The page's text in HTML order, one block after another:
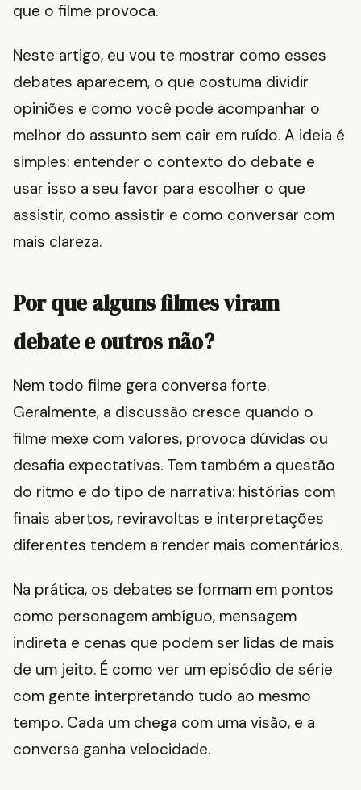
que o filme provoca.
Neste artigo, eu vou te mostrar como esses
debates aparecem, o que costuma dividir
opiniões e como você pode acompanhar o
melhor do assunto sem cair em ruído. A ideia é
simples: entender o contexto do debate e
usar isso a seu favor para escolher o que
assistir, como assistir e como conversar com
mais clareza.
Por que alguns filmes viram
debate e outros não?
Nem todo filme gera conversa forte.
Geralmente, a discussão cresce quando o
filme mexe com valores, provoca dúvidas ou
desafia expectativas. Tem também a questão
do ritmo e do tipo de narrativa: histórias com
finais abertos, reviravoltas e interpretações
diferentes tendem a render mais comentários.
Na prática, os debates se formam em pontos
como personagem ambíguo, mensagem
indireta e cenas que podem ser lidas de mais
de um jeito. É como ver um episódio de série
com gente interpretando tudo ao mesmo
tempo. Cada um chega com uma visão, e a
conversa ganha velocidade.